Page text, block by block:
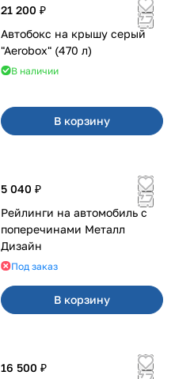
21 200 ₽
Автобокс на крышу серый
"Aerobox" (470 л)
В наличии
В корзину
5 040 ₽
Рейлинги на автомобиль с
поперечинами Металл
Дизайн
Под заказ
В корзину
16 500 ₽